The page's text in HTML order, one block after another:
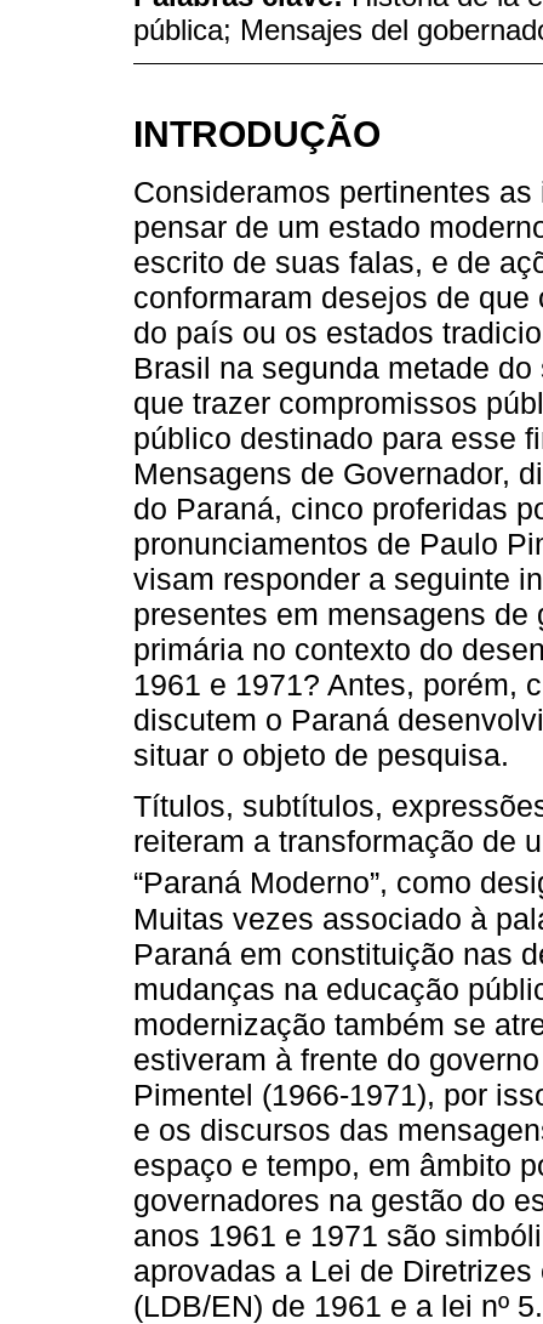
pública; Mensajes del
INTRODUÇÃO
Consideramos pertinentes
pensar de um estado
escrito de suas falas, e de
conformaram desejos de
do país ou os estados
Brasil na segunda metade
que trazer compromissos
público destinado para esse
Mensagens de Governador,
do Paraná, cinco proferidas
pronunciamentos de Paulo
visam responder a seguinte
presentes em mensagens
primária no contexto do
1961 e 1971? Antes, porém,
discutem o Paraná
situar o objeto de pesquisa.
Títulos, subtítulos,
reiteram a transformação de
“Paraná Moderno”, como
Muitas vezes associado à
Paraná em constituição nas
mudanças na educação
modernização também se
estiveram à frente do
Pimentel (1966-1971), por
e os discursos das
espaço e tempo, em âmbito
governadores na gestão do
anos 1961 e 1971 são
aprovadas a Lei de
(LDB/EN) de 1961 e a lei nº